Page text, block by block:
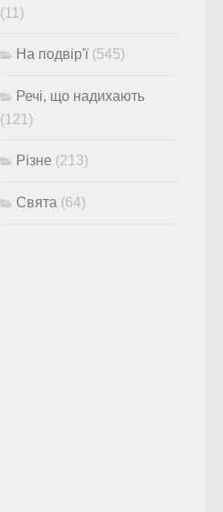
(11)
На подвір'ї(545)
Речі, що надихають
(121)
Різне (213)
Свята (64)